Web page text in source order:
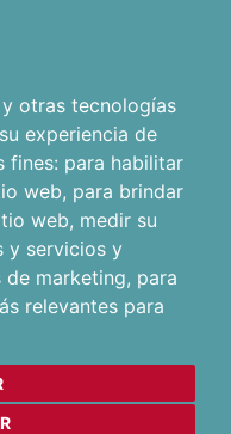
otras tecnologías
experiencia de
fines: para habilitar
web, para brindar
web, medir su
y servicios y
de marketing, para
relevantes para